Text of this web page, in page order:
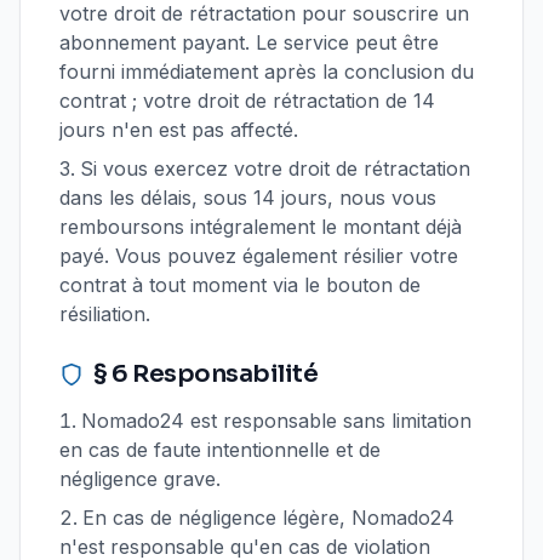
votre droit de rétractation pour souscrire un
abonnement payant. Le service peut être
fourni immédiatement après la conclusion du
contrat ; votre droit de rétractation de 14
jours n'en est pas affecté.
Si vous exercez votre droit de rétractation
dans les délais, sous 14 jours, nous vous
remboursons intégralement le montant déjà
payé. Vous pouvez également résilier votre
contrat à tout moment via le bouton de
résiliation.
§ 6 Responsabilité
Nomado24 est responsable sans limitation
en cas de faute intentionnelle et de
négligence grave.
En cas de négligence légère, Nomado24
n'est responsable qu'en cas de violation